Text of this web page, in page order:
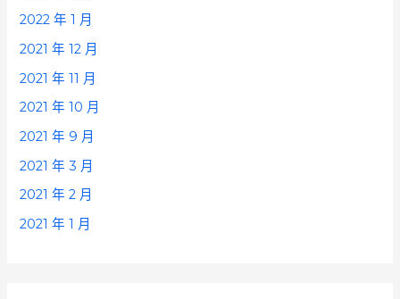
2022 年 1 月
2021 年 12 月
2021 年 11 月
2021 年 10 月
2021 年 9 月
2021 年 3 月
2021 年 2 月
2021 年 1 月